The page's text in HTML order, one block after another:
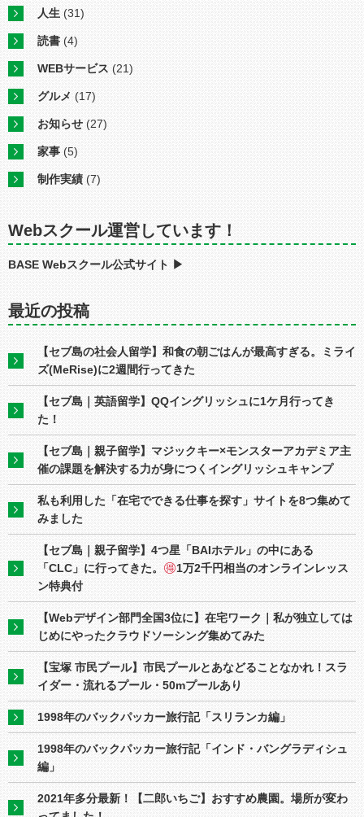
人生 (31)
読書 (4)
WEBサービス (21)
グルメ (17)
お知らせ (27)
家事 (5)
制作実績 (7)
Webスクール運営しています！
BASE Webスクール公式サイト ▶︎
最近の投稿
【セブ島の社会人留学】和食の朝ごはんが最高すぎる。ミライ
ズ(MeRise)に2週間行ってきた
【セブ島｜英語留学】QQイングリッシュに1ケ月行ってき
た！
【セブ島｜親子留学】マジックキー×モンスターアカデミア主
催の課題を解決する力が身につくイングリッシュキャンプ
私も利用した「在宅でできる仕事を探す」サイトを8つ集めて
みました
【セブ島｜親子留学】4つ星「BAIホテル」の中にある
「CLC」に行ってきた。
1万2千円相当のオンラインレッス
ン特典付
【Webデザイン部門全国3位に】在宅ワーク｜私が独立しては
じめにやったクラウドソーシング集めてみた
【宝塚 市民プール】市民プールとあなどることなかれ！スラ
イダー・流れるプール・50mプールあり
1998年のバックパッカー旅行記「スリランカ編」
1998年のバックパッカー旅行記「インド・バングラディシュ
編」
2021年多分最新！【二郎いちご】おすすめ農園。場所が変わ